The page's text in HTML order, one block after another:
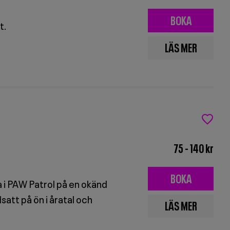
BOKA
BILJETTER
FÖR
HEMLIGE
MÅLLGAN
LÄS MER
MÅLLGAN
Patrol på en okänd
på ön i åratal och
75 - 140 kr
BOKA
BILJETTER
FÖR
LÄS MER